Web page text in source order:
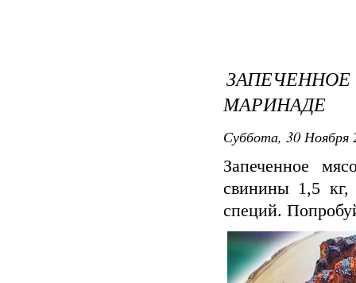
МАРИНАДЕ
Суббота, 30 Ноября
Запеченное
свинины 1,5 кг,
специй.